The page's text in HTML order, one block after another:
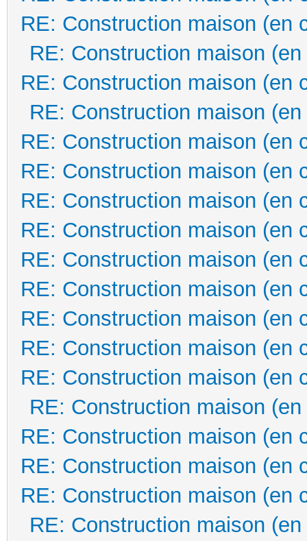
RE: Construction maison (en
RE: Construction maison
RE: Construction maison (en
RE: Construction maison
RE: Construction maison (en
RE: Construction maison (en
RE: Construction maison (en
RE: Construction maison (en
RE: Construction maison (en
RE: Construction maison (en
RE: Construction maison (en
RE: Construction maison (en
RE: Construction maison (en
RE: Construction maison
RE: Construction maison (en
RE: Construction maison (en
RE: Construction maison (en
RE: Construction maison